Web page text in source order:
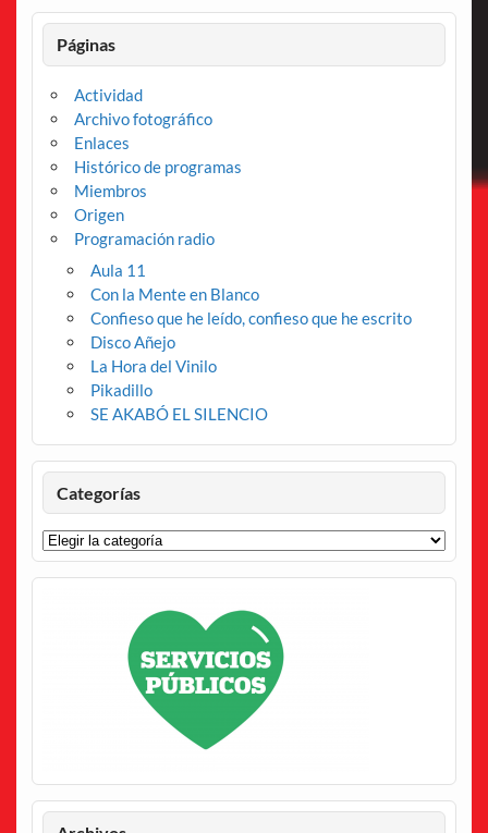
Páginas
Actividad
Archivo fotográfico
Enlaces
Histórico de programas
Miembros
Origen
Programación radio
Aula 11
Con la Mente en Blanco
Confieso que he leído, confieso que he escrito
Disco Añejo
La Hora del Vinilo
Pikadillo
SE AKABÓ EL SILENCIO
Categorías
Categorías